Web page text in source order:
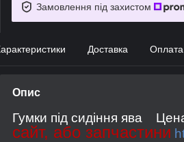
Замовлення під захистом
Доставка Оплата
Опис
Гумки під сидіння ява
сайт, або запчастини